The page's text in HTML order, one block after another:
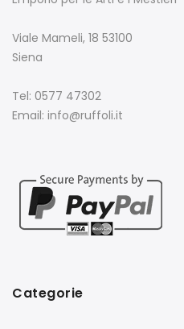
Viale Mameli, 18 53100
Siena
Tel: 0577 47302
Email: info@ruffoli.it
Categorie